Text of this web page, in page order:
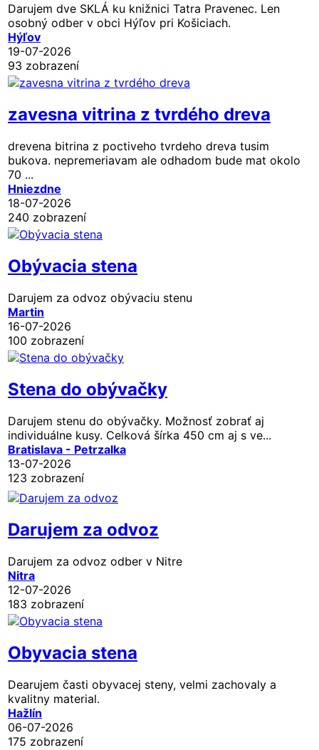
Darujem dve SKLÁ ku knižnici Tatra Pravenec. Len
osobný odber v obci Hýľov pri Košiciach.
Hýľov
19-07-2026
93 zobrazení
zavesna vitrina z tvrdého dreva
drevena bitrina z poctiveho tvrdeho dreva tusim
bukova. nepremeriavam ale odhadom bude mat okolo
70 ...
Hniezdne
18-07-2026
240 zobrazení
Obývacia stena
Darujem za odvoz obývaciu stenu
Martin
16-07-2026
100 zobrazení
Stena do obývačky
Darujem stenu do obývačky. Možnosť zobrať aj
individuálne kusy. Celková šírka 450 cm aj s ve...
Bratislava - Petrzalka
13-07-2026
123 zobrazení
Darujem za odvoz
Darujem za odvoz odber v Nitre
Nitra
12-07-2026
183 zobrazení
Obyvacia stena
Dearujem časti obyvacej steny, velmi zachovaly a
kvalitny material.
Hažlín
06-07-2026
175 zobrazení